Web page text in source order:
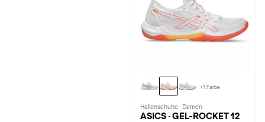
+1 Farbe
Hallenschuhe · Damen
ASICS · GEL-ROCKET 12